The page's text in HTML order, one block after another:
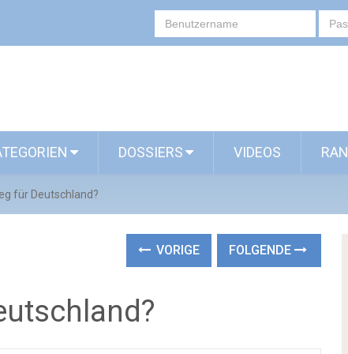
DOSSIERS VIDEOS
für Deutschland?
VORIGE FOLGENDE